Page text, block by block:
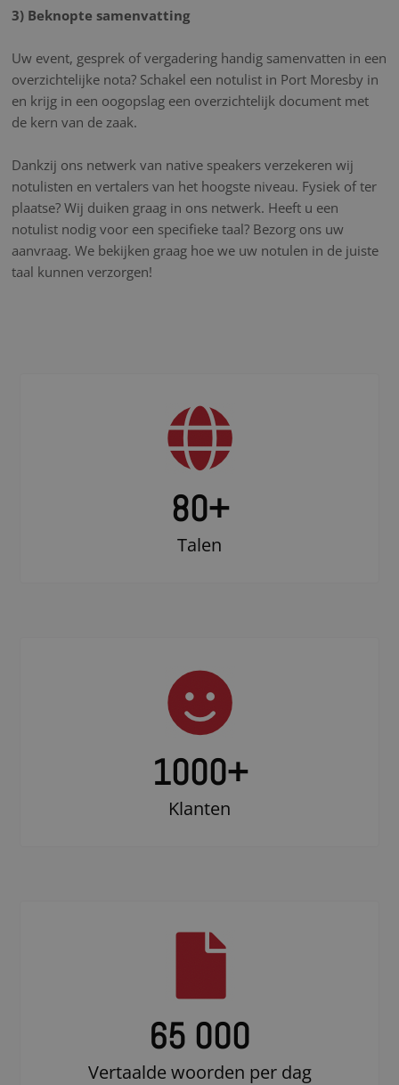
3) Beknopte samenvatting
Uw event, gesprek of vergadering handig samenvatten in een
overzichtelijke nota? Schakel een notulist in Port Moresby in
en krijg in een oogopslag een overzichtelijk document met
de kern van de zaak.
Dankzij ons netwerk van native speakers verzekeren wij
notulisten en vertalers van het hoogste niveau. Fysiek of ter
plaatse? Wij duiken graag in ons netwerk. Heeft u een
notulist nodig voor een specifieke taal? Bezorg ons uw
aanvraag. We bekijken graag hoe we uw notulen in de juiste
taal kunnen verzorgen!
80+
Talen
1000+
Klanten
65 000
Vertaalde woorden per dag